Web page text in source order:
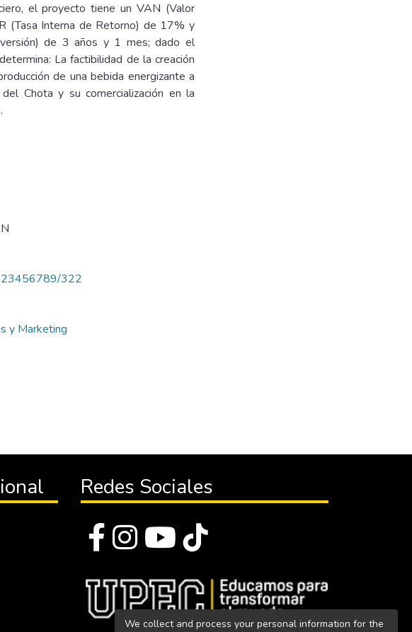
el proyecto tiene un VAN (Valor
(Tasa Interna de Retorno) de 17% y
de 3 años y 1 mes; dado el
La factibilidad de la creación
de una bebida energizante a
Chota y su comercialización en la
322
y Marketing
Redes Sociales
We collect and process your personal information for the